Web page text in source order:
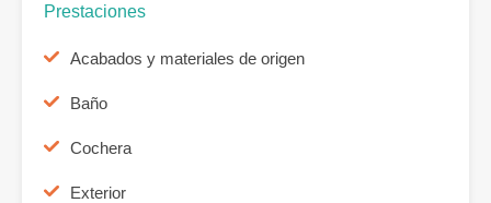
Prestaciones
Acabados y materiales de origen
Baño
Cochera
Exterior